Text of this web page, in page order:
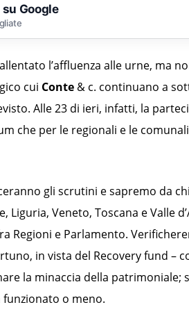
Google
l’affluenza alle urne, ma
cui Conte & c. continuano a
Alle 23 di ieri, infatti, la
che per le regionali e le
gli scrutini e sapremo da
Veneto, Toscana e Valle
Regioni e Parlamento.
in vista del Recovery fund –
la minaccia della patrimoniale;
funzionato o meno.